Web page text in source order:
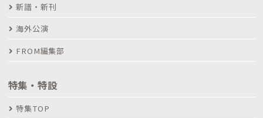
新譜・新刊
海外公演
FROM編集部
特集・特設
特集TOP